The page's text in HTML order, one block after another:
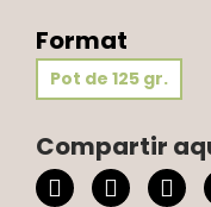
Format
Pot de 125 gr.
Compartir